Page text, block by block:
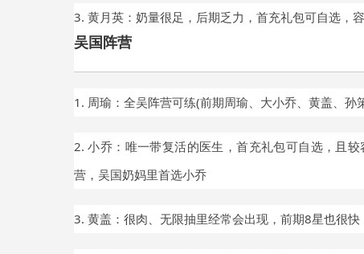
3. 黄月英：奶量很足，后期乏力，首充礼包可自选，
吴国阵营
1. 周瑜：全吴阵营可练(前期周瑜、大小乔、黄盖、
2. 小乔：唯一带复活的医生，首充礼包可自选，且
营，吴国奶妈里首选小乔
3. 黄盖：很肉、无限抽里经常会出现，前期8星也很快